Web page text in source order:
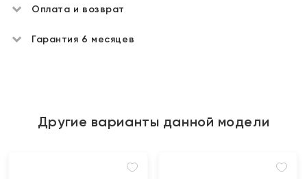
Оплата и возврат
Гарантия 6 месяцев
Другие варианты данной модели